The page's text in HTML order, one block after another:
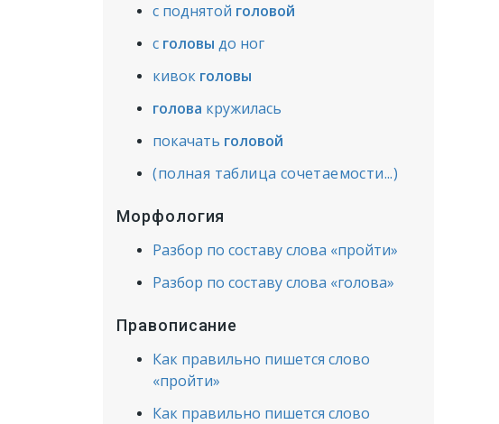
с поднятой головой
с головы до ног
кивок головы
голова кружилась
покачать головой
(полная таблица сочетаемости...)
Морфология
Разбор по составу слова «пройти»
Разбор по составу слова «голова»
Правописание
Как правильно пишется слово
«пройти»
Как правильно пишется слово